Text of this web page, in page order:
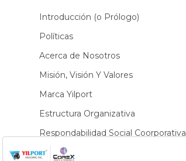
Introducción (o Prólogo)
Políticas
Acerca de Nosotros
Misión, Visión Y Valores
Marca Yilport
Estructura Organizativa
Respondabilidad Social Coorporativa
Sostenibilidad